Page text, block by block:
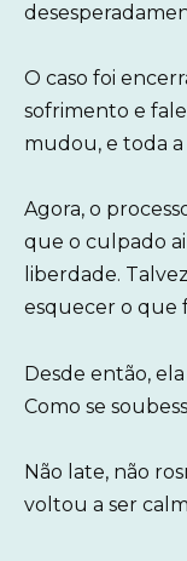
O caso foi
sofrimento e
mudou, e toda
Agora, o
que o culpado
liberdade.
esquecer o que
Desde então,
Como se
Não late, não
voltou a ser